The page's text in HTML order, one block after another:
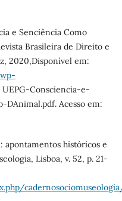
e Senciência Como
Brasileira de Direito e
2020,Disponível em:
UEPG-Consciencia-e-
Acesso em:
apontamentos históricos e
Lisboa, v. 52, p. 21-